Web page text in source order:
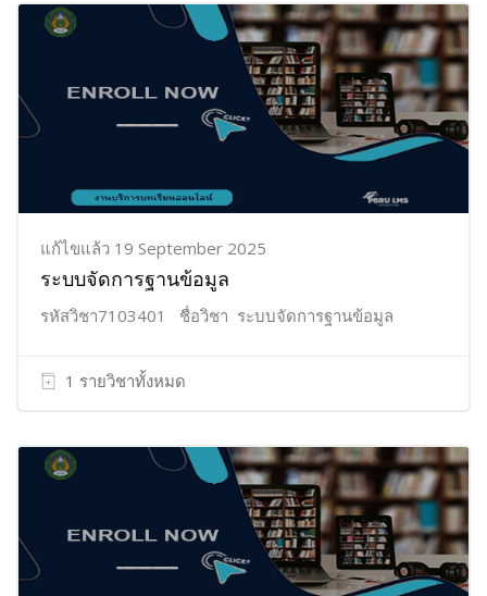
แก้ไขแล้ว 19 September 2025
ระบบจัดการฐานข้อมูล
รหัสวิชา7103401 ชื่อวิชา ระบบจัดการฐานข้อมูล
1 รายวิชาทั้งหมด